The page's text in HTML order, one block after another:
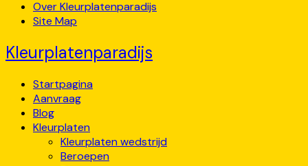
Over Kleurplatenparadijs
Site Map
Kleurplatenparadijs
Startpagina
Aanvraag
Blog
Kleurplaten
Kleurplaten wedstrijd
Beroepen